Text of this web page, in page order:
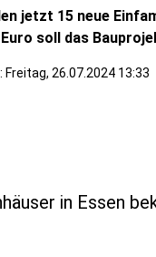
jetzt 15 neue
soll das
Freitag, 26.07.2024 13:33
in Essen